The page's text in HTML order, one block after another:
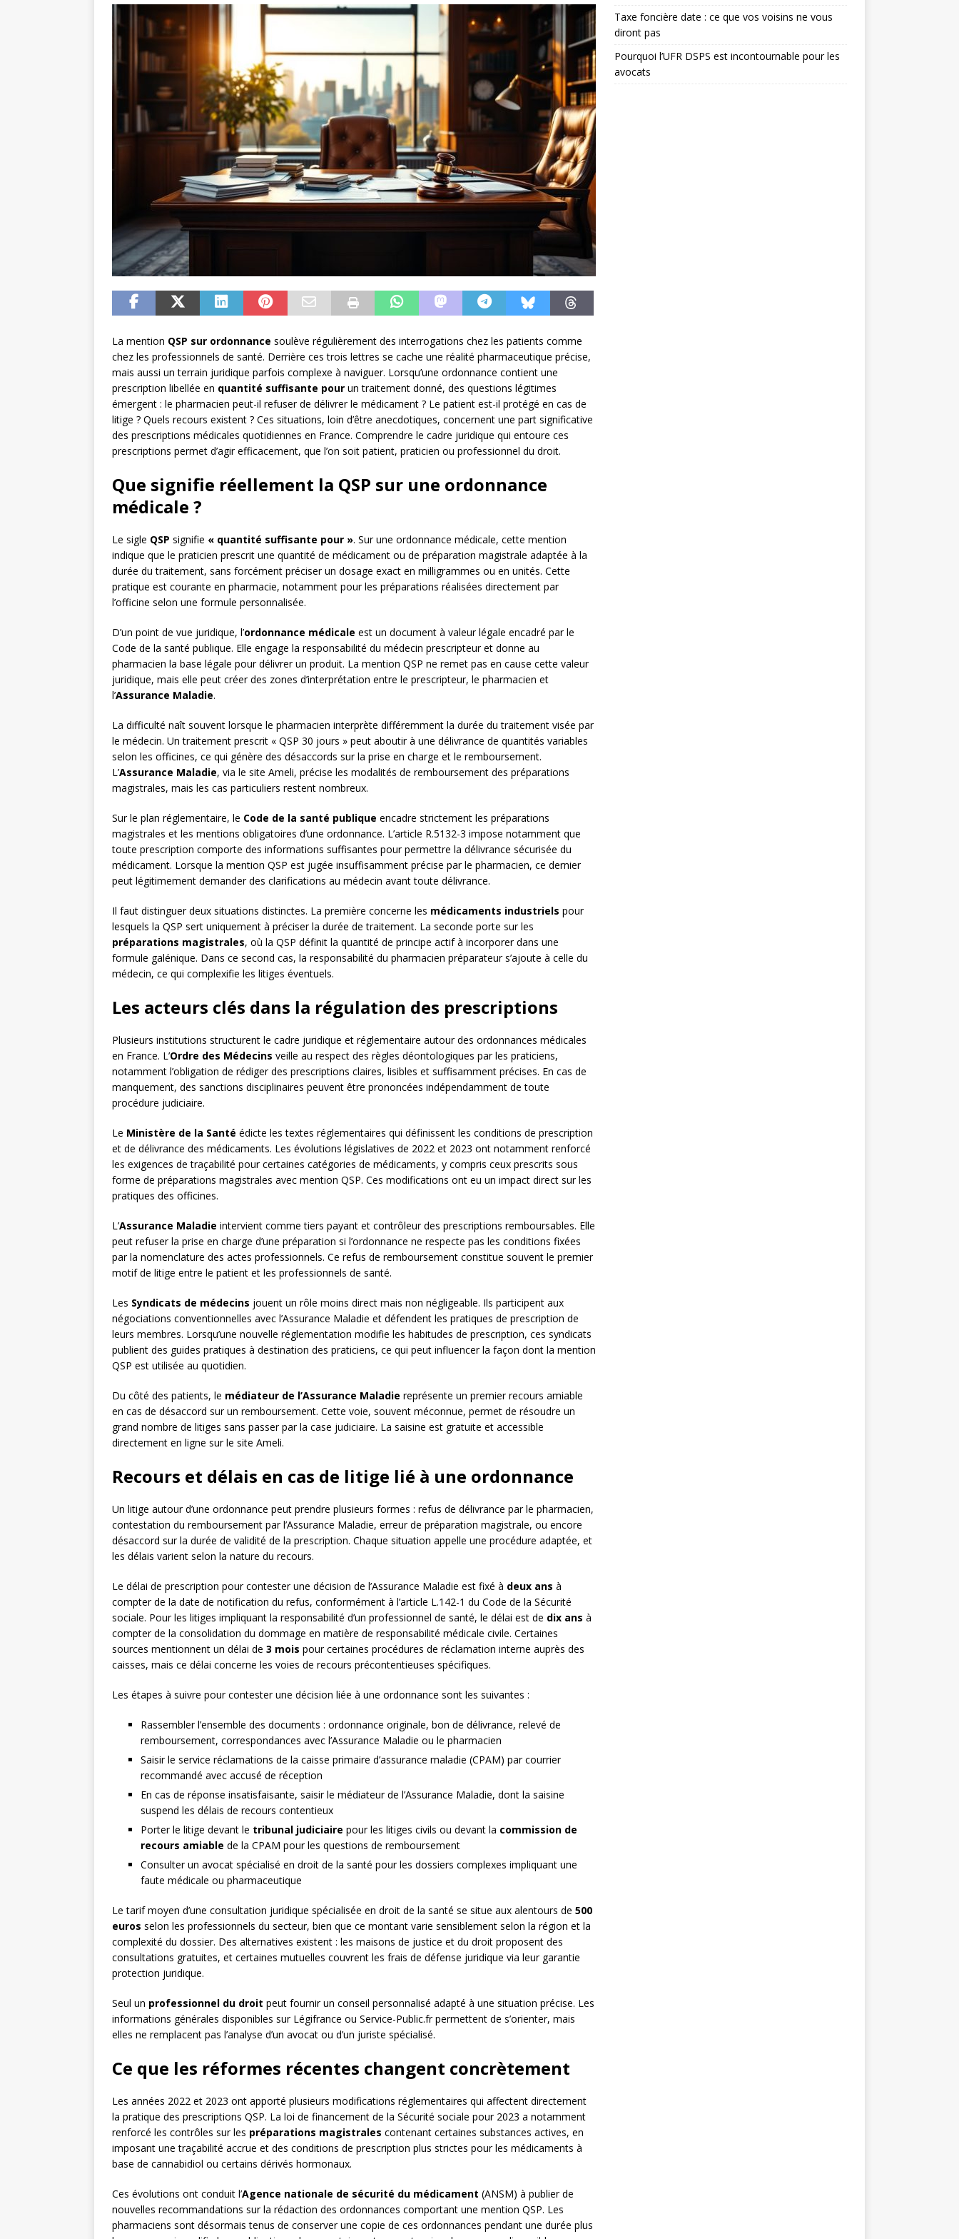
La mention QSP sur ordonnance soulève régulièrement des interrogations chez les patients comme
chez les professionnels de santé. Derrière ces trois lettres se cache une réalité pharmaceutique précise,
mais aussi un terrain juridique parfois complexe à naviguer. Lorsqu’une ordonnance contient une
prescription libellée en quantité suffisante pour un traitement donné, des questions légitimes
émergent : le pharmacien peut-il refuser de délivrer le médicament ? Le patient est-il protégé en cas de
litige ? Quels recours existent ? Ces situations, loin d’être anecdotiques, concernent une part significative
des prescriptions médicales quotidiennes en France. Comprendre le cadre juridique qui entoure ces
prescriptions permet d’agir efficacement, que l’on soit patient, praticien ou professionnel du droit.
Que signifie réellement la QSP sur une ordonnance
médicale ?
Le sigle QSP signifie « quantité suffisante pour ». Sur une ordonnance médicale, cette mention
indique que le praticien prescrit une quantité de médicament ou de préparation magistrale adaptée à la
durée du traitement, sans forcément préciser un dosage exact en milligrammes ou en unités. Cette
pratique est courante en pharmacie, notamment pour les préparations réalisées directement par
l’officine selon une formule personnalisée.
D’un point de vue juridique, l’ordonnance médicale est un document à valeur légale encadré par le
Code de la santé publique. Elle engage la responsabilité du médecin prescripteur et donne au
pharmacien la base légale pour délivrer un produit. La mention QSP ne remet pas en cause cette valeur
juridique, mais elle peut créer des zones d’interprétation entre le prescripteur, le pharmacien et
l’Assurance Maladie.
La difficulté naît souvent lorsque le pharmacien interprète différemment la durée du traitement visée par
le médecin. Un traitement prescrit « QSP 30 jours » peut aboutir à une délivrance de quantités variables
selon les officines, ce qui génère des désaccords sur la prise en charge et le remboursement.
L’Assurance Maladie, via le site Ameli, précise les modalités de remboursement des préparations
magistrales, mais les cas particuliers restent nombreux.
Sur le plan réglementaire, le Code de la santé publique encadre strictement les préparations
magistrales et les mentions obligatoires d’une ordonnance. L’article R.5132-3 impose notamment que
toute prescription comporte des informations suffisantes pour permettre la délivrance sécurisée du
médicament. Lorsque la mention QSP est jugée insuffisamment précise par le pharmacien, ce dernier
peut légitimement demander des clarifications au médecin avant toute délivrance.
Il faut distinguer deux situations distinctes. La première concerne les médicaments industriels pour
lesquels la QSP sert uniquement à préciser la durée de traitement. La seconde porte sur les
préparations magistrales, où la QSP définit la quantité de principe actif à incorporer dans une
formule galénique. Dans ce second cas, la responsabilité du pharmacien préparateur s’ajoute à celle du
médecin, ce qui complexifie les litiges éventuels.
Les acteurs clés dans la régulation des prescriptions
Plusieurs institutions structurent le cadre juridique et réglementaire autour des ordonnances médicales
en France. L’Ordre des Médecins veille au respect des règles déontologiques par les praticiens,
notamment l’obligation de rédiger des prescriptions claires, lisibles et suffisamment précises. En cas de
manquement, des sanctions disciplinaires peuvent être prononcées indépendamment de toute
procédure judiciaire.
Le Ministère de la Santé édicte les textes réglementaires qui définissent les conditions de prescription
et de délivrance des médicaments. Les évolutions législatives de 2022 et 2023 ont notamment renforcé
les exigences de traçabilité pour certaines catégories de médicaments, y compris ceux prescrits sous
forme de préparations magistrales avec mention QSP. Ces modifications ont eu un impact direct sur les
pratiques des officines.
L’Assurance Maladie intervient comme tiers payant et contrôleur des prescriptions remboursables. Elle
peut refuser la prise en charge d’une préparation si l’ordonnance ne respecte pas les conditions fixées
par la nomenclature des actes professionnels. Ce refus de remboursement constitue souvent le premier
motif de litige entre le patient et les professionnels de santé.
Les Syndicats de médecins jouent un rôle moins direct mais non négligeable. Ils participent aux
négociations conventionnelles avec l’Assurance Maladie et défendent les pratiques de prescription de
leurs membres. Lorsqu’une nouvelle réglementation modifie les habitudes de prescription, ces syndicats
publient des guides pratiques à destination des praticiens, ce qui peut influencer la façon dont la mention
QSP est utilisée au quotidien.
Du côté des patients, le médiateur de l’Assurance Maladie représente un premier recours amiable
en cas de désaccord sur un remboursement. Cette voie, souvent méconnue, permet de résoudre un
grand nombre de litiges sans passer par la case judiciaire. La saisine est gratuite et accessible
directement en ligne sur le site Ameli.
Recours et délais en cas de litige lié à une ordonnance
Un litige autour d’une ordonnance peut prendre plusieurs formes : refus de délivrance par le pharmacien,
contestation du remboursement par l’Assurance Maladie, erreur de préparation magistrale, ou encore
désaccord sur la durée de validité de la prescription. Chaque situation appelle une procédure adaptée, et
les délais varient selon la nature du recours.
Le délai de prescription pour contester une décision de l’Assurance Maladie est fixé à deux ans à
compter de la date de notification du refus, conformément à l’article L.142-1 du Code de la Sécurité
sociale. Pour les litiges impliquant la responsabilité d’un professionnel de santé, le délai est de dix ans à
compter de la consolidation du dommage en matière de responsabilité médicale civile. Certaines
sources mentionnent un délai de 3 mois pour certaines procédures de réclamation interne auprès des
caisses, mais ce délai concerne les voies de recours précontentieuses spécifiques.
Les étapes à suivre pour contester une décision liée à une ordonnance sont les suivantes :
Rassembler l’ensemble des documents : ordonnance originale, bon de délivrance, relevé de
remboursement, correspondances avec l’Assurance Maladie ou le pharmacien
Saisir le service réclamations de la caisse primaire d’assurance maladie (CPAM) par courrier
recommandé avec accusé de réception
En cas de réponse insatisfaisante, saisir le médiateur de l’Assurance Maladie, dont la saisine
suspend les délais de recours contentieux
Porter le litige devant le tribunal judiciaire pour les litiges civils ou devant la commission de
recours amiable de la CPAM pour les questions de remboursement
Consulter un avocat spécialisé en droit de la santé pour les dossiers complexes impliquant une
faute médicale ou pharmaceutique
Le tarif moyen d’une consultation juridique spécialisée en droit de la santé se situe aux alentours de 500
euros selon les professionnels du secteur, bien que ce montant varie sensiblement selon la région et la
complexité du dossier. Des alternatives existent : les maisons de justice et du droit proposent des
consultations gratuites, et certaines mutuelles couvrent les frais de défense juridique via leur garantie
protection juridique.
Seul un professionnel du droit peut fournir un conseil personnalisé adapté à une situation précise. Les
informations générales disponibles sur Légifrance ou Service-Public.fr permettent de s’orienter, mais
elles ne remplacent pas l’analyse d’un avocat ou d’un juriste spécialisé.
Ce que les réformes récentes changent concrètement
Les années 2022 et 2023 ont apporté plusieurs modifications réglementaires qui affectent directement
la pratique des prescriptions QSP. La loi de financement de la Sécurité sociale pour 2023 a notamment
renforcé les contrôles sur les préparations magistrales contenant certaines substances actives, en
imposant une traçabilité accrue et des conditions de prescription plus strictes pour les médicaments à
base de cannabidiol ou certains dérivés hormonaux.
Ces évolutions ont conduit l’Agence nationale de sécurité du médicament (ANSM) à publier de
nouvelles recommandations sur la rédaction des ordonnances comportant une mention QSP. Les
pharmaciens sont désormais tenus de conserver une copie de ces ordonnances pendant une durée plus
Taxe foncière date : ce que vos voisins ne vous
diront pas
Pourquoi l’UFR DSPS est incontournable pour les
avocats